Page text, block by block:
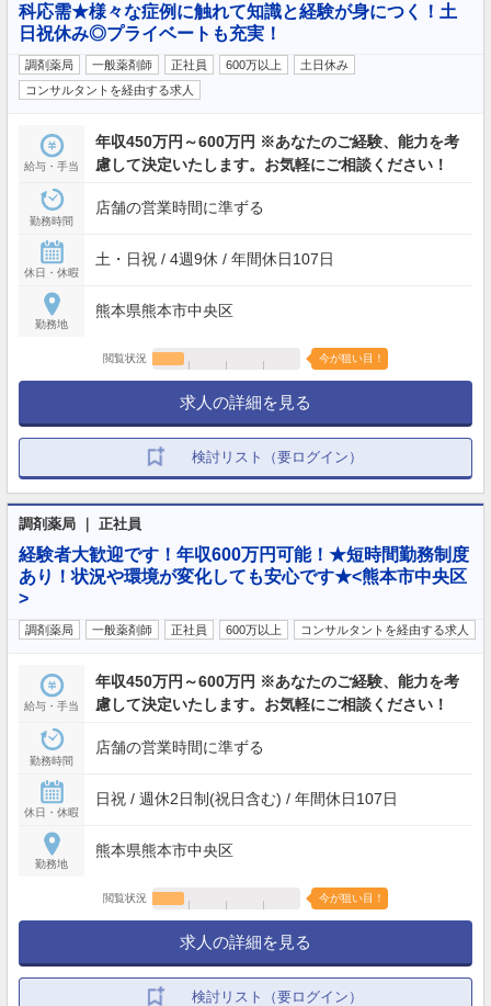
科応需★様々な症例に触れて知識と経験が身につく！土
日祝休み◎プライベートも充実！
調剤薬局 一般薬剤師 正社員 600万以上
土日休み
コンサルタントを経由する求人
給与・手当
年収450万円～600万円 ※あなたのご経験、能力を考
慮して決定いたします。お気軽にご相談ください！
勤務時間
店舗の営業時間に準ずる
休日・休暇
土・日祝 / 4週9休 / 年間休日107日
勤務地
熊本県熊本市中央区
閲覧状況 今が狙い目！
求人の詳細を見る
検討リスト（要ログイン）
調剤薬局 ｜ 正社員
経験者大歓迎です！年収600万円可能！★短時間勤務制度
あり！状況や環境が変化しても安心です★<熊本市中央区
>
調剤薬局 一般薬剤師 正社員 600万以上 コンサルタントを経由する求人
給与・手当
年収450万円～600万円 ※あなたのご経験、能力を考
慮して決定いたします。お気軽にご相談ください！
勤務時間
店舗の営業時間に準ずる
休日・休暇
日祝 / 週休2日制(祝日含む) / 年間休日107日
勤務地
熊本県熊本市中央区
閲覧状況 今が狙い目！
求人の詳細を見る
検討リスト（要ログイン）